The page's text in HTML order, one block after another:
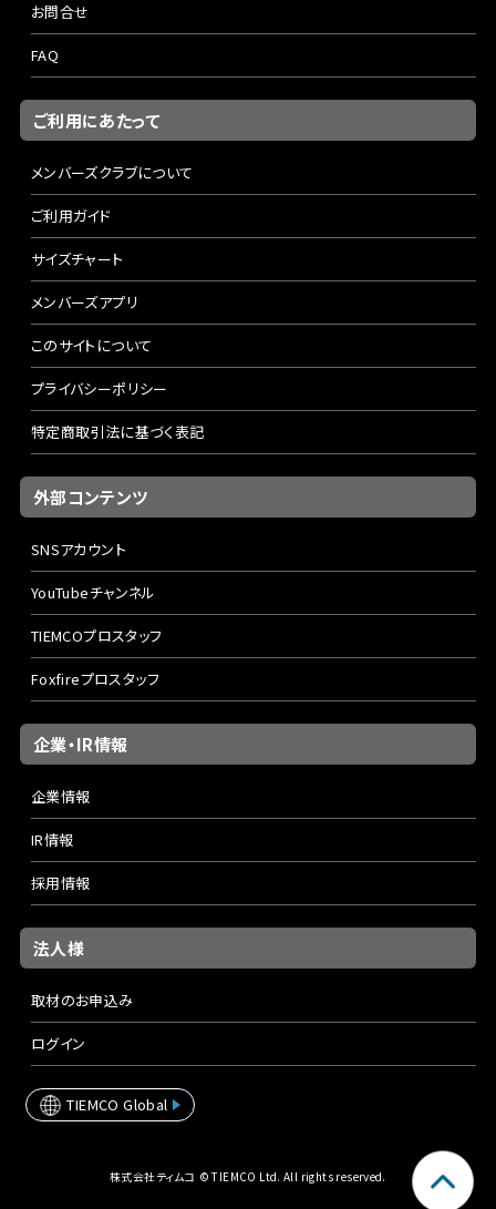
お問合せ
FAQ
ご利用にあたって
メンバーズクラブについて
ご利用ガイド
サイズチャート
メンバーズアプリ
このサイトについて
プライバシーポリシー
特定商取引法に基づく表記
外部コンテンツ
SNSアカウント
YouTubeチャンネル
TIEMCOプロスタッフ
Foxfireプロスタッフ
企業・IR情報
企業情報
IR情報
採用情報
法人様
取材のお申込み
ログイン
TIEMCO Global
株式会社ティムコ © TIEMCO Ltd. All rights reserved.